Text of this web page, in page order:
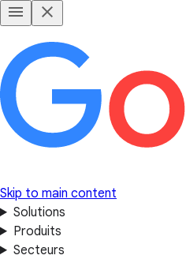
Skip to main content
Solutions
Produits
Secteurs